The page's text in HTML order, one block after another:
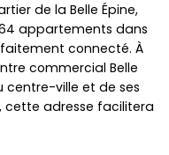
de la Belle Épine,
appartements dans
connecté. À
commercial Belle
centre-ville et de ses
cette adresse facilitera